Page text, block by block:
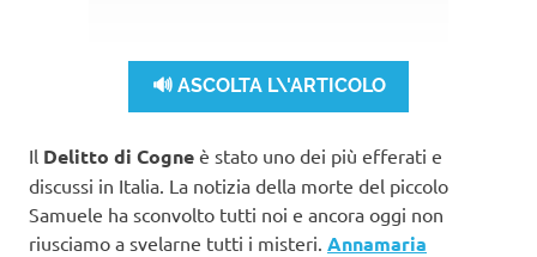
🔊 ASCOLTA L\'ARTICOLO
Il Delitto di Cogne è stato uno dei più efferati e
discussi in Italia. La notizia della morte del piccolo
Samuele ha sconvolto tutti noi e ancora oggi non
riusciamo a svelarne tutti i misteri. Annamaria